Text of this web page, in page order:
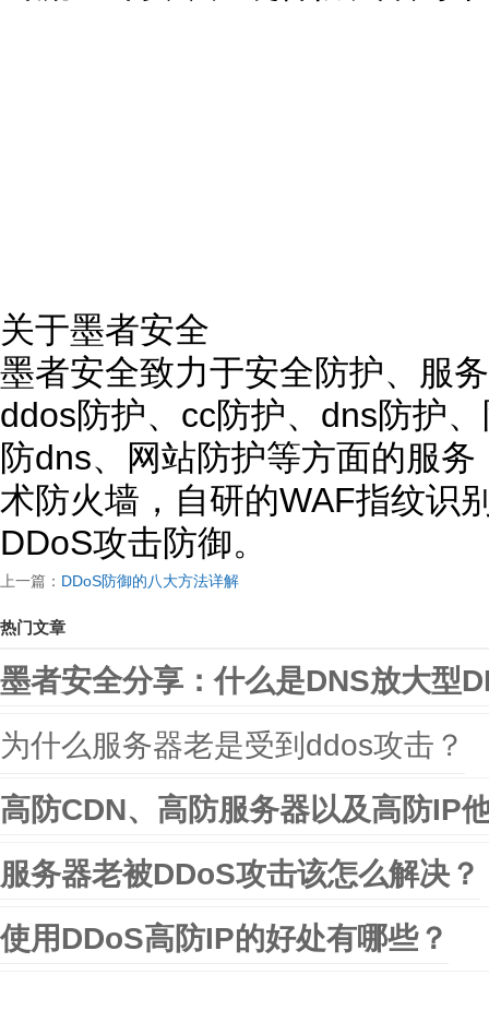
关于墨者安全
墨者安全致力于安全防护、服
ddos防护、cc防护、dns防护
防dns、网站防护等方面的服
术防火墙，自研的WAF指纹识
DDoS攻击防御。
上一篇： DDoS防御的八大方法详解
热门文章
墨者安全分享：什么是DNS放大型
为什么服务器老是受到ddos攻击？
高防CDN、高防服务器以及高防IP
服务器老被DDoS攻击该怎么解决？
使用DDoS高防IP的好处有哪些？